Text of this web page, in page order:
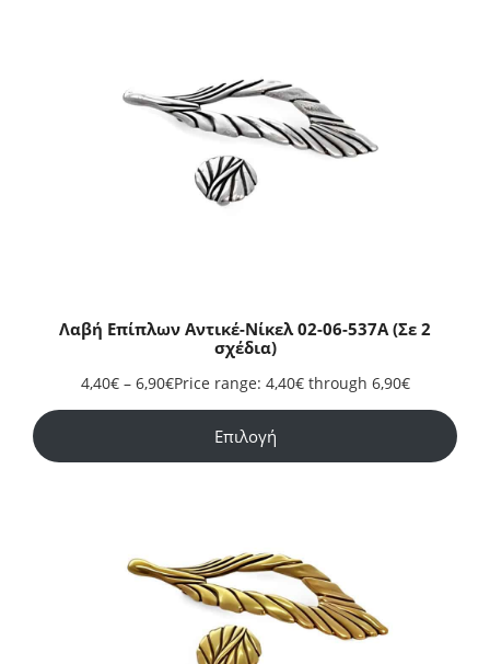
Λαβή Επίπλων Αντικέ-Νίκελ 02-06-537Α (Σε 2
σχέδια)
4,40€ – 6,90€Price range: 4,40€ through 6,90€
Επιλογή